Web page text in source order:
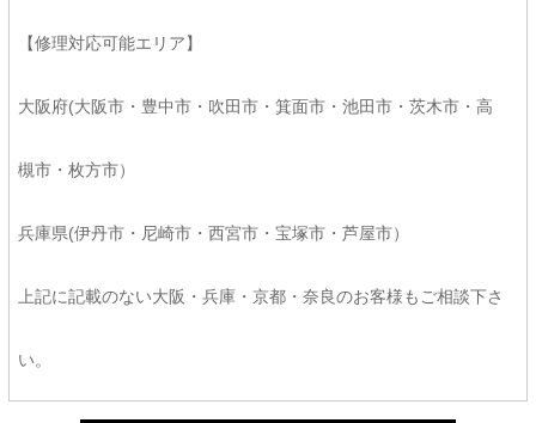
【修理対応可能エリア】
大阪府(大阪市・豊中市・吹田市・箕面市・池田市・茨木市・高
槻市・枚方市）
兵庫県(伊丹市・尼崎市・西宮市・宝塚市・芦屋市）
上記に記載のない大阪・兵庫・京都・奈良のお客様もご相談下さ
い。